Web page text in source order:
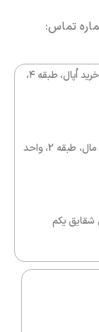
شعبه تهران: سعادت آباد، خیابان کوهستان، مرکز خرید اُپال، طبقه ۴،
شعبه کرج: عظیمیه، بلوار شریعتی، مرکز خرید مهراد مال، طبقه 2، واحد
شقایق یکم